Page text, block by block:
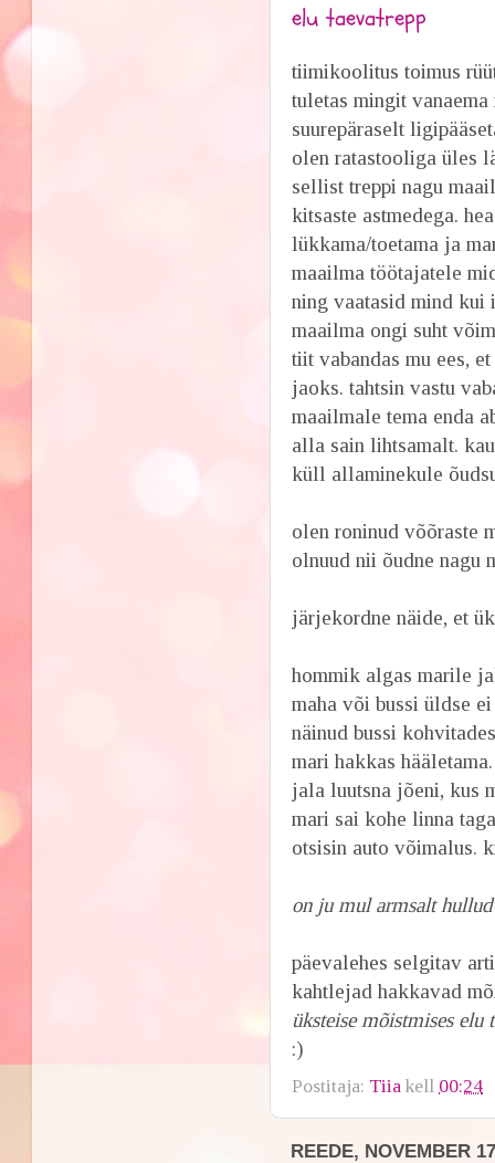
elu taevatrepp
tiimikoolitus toimus
tuletas mingit
suurepäraselt
olen ratastooliga üles
sellist treppi nagu
kitsaste astmedega.
lükkama/toetama ja
maailma töötajatele
ning vaatasid mind kui
maailma ongi suht
tiit vabandas mu ees,
jaoks. tahtsin vastu
maailmale tema enda
alla sain lihtsamalt.
küll allaminekule
olen roninud võõraste
olnuud nii õudne nagu
järjekordne näide, et
hommik algas marile
maha või bussi üldse
näinud bussi
mari hakkas
jala luutsna jõeni, kus
mari sai kohe linna
otsisin auto võimalus.
on ju mul armsalt
päevalehes selgitav
kahtlejad hakkavad
üksteise mõistmises
:)
Postitaja: Tiia kell 00:24
REEDE, NOVEMBER